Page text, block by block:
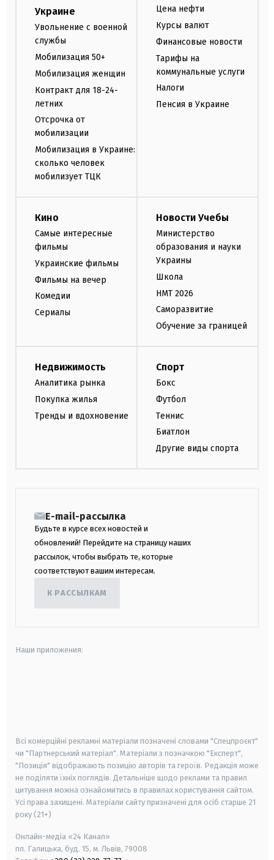
Украине
Увольнение с военной
службы
Мобилизация 50+
Мобилизация женщин
Контракт для 18-24-
летних
Отсрочка от
мобилизации
Мобилизация в Украине:
сколько человек
мобилизует ТЦК
Цена нефти
Курсы валют
Финансовые новости
Тарифы на
коммунальные услуги
Налоги
Пенсия в Украине
Кино
Самые интересные
фильмы
Украинские фильмы
Фильмы на вечер
Комедии
Сериалы
Новости Учебы
Министерство
образования и науки
Украины
Школа
НМТ 2026
Саморазвитие
Обучение за границей
Недвижимость
Аналитика рынка
Покупка жилья
Тренды и вдохновение
Спорт
Бокс
Футбол
Теннис
Биатлон
Другие виды спорта
E-mail-рассылка
Будьте в курсе всех новостей и
обновлений! Перейдите на страницу наших
рассылок, чтобы выбрать те, которые
соответствуют вашим интересам.
К РАССЫЛКАМ
Наши приложения:
Всі комерційні рекламні матеріали позначені словами "Спецпроєкт"
чи "Партнерський матеріал". Матеріали з позначкою "Експерт",
"Позиція" відображають позицію авторів та героїв. Редакція може
не поділяти їхніх поглядів. Детальніше щодо реклами та правил
цитування можна ознайомитись в правилах користування сайтом.
Усі права захищені. Матеріали сайту призначені для осіб старше 21
року (21+)
Онлайн-медіа «24 Канал»
пл. Галицька, буд. 15, м. Львів, 79008